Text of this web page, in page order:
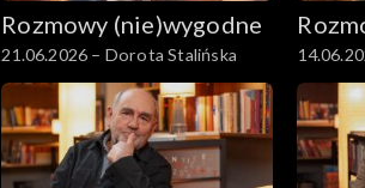
Rozmowy (nie)wygodne
21.06.2026 – Dorota Stalińska